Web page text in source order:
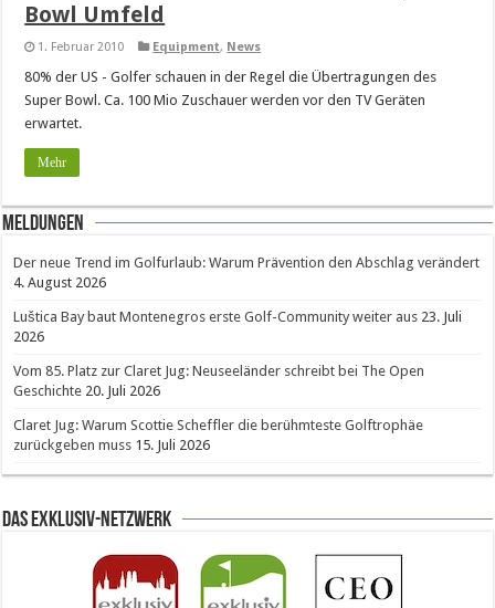
Bowl Umfeld
1. Februar 2010 Equipment, News
80% der US - Golfer schauen in der Regel die Übertragungen des
Super Bowl. Ca. 100 Mio Zuschauer werden vor den TV Geräten
erwartet.
Mehr
Meldungen
Der neue Trend im Golfurlaub: Warum Prävention den Abschlag verändert
4. August 2026
Luštica Bay baut Montenegros erste Golf-Community weiter aus 23. Juli
2026
Vom 85. Platz zur Claret Jug: Neuseeländer schreibt bei The Open
Geschichte 20. Juli 2026
Claret Jug: Warum Scottie Scheffler die berühmteste Golftrophäe
zurückgeben muss 15. Juli 2026
Das Exklusiv-Netzwerk